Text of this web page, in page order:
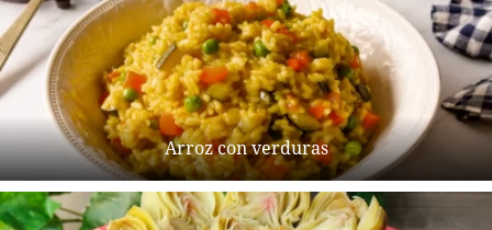
Arroz con verduras